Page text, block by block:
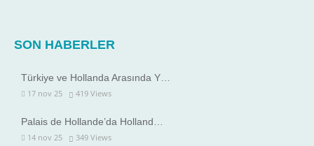
SON HABERLER
Türkiye ve Hollanda Arasında Y…
17 nov 25 419 Views
Palais de Hollande’da Holland…
14 nov 25 349 Views